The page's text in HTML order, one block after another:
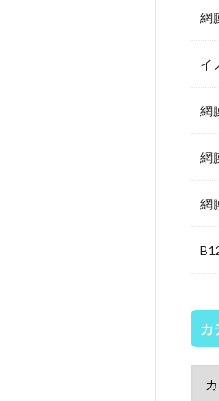
網
イ
網
網
網
カ